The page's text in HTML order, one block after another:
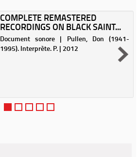
COMPLETE REMASTERED
RECORDINGS ON BLACK SAINT...
Document sonore | Pullen, Don (1941-
1995). Interprète. P. | 2012